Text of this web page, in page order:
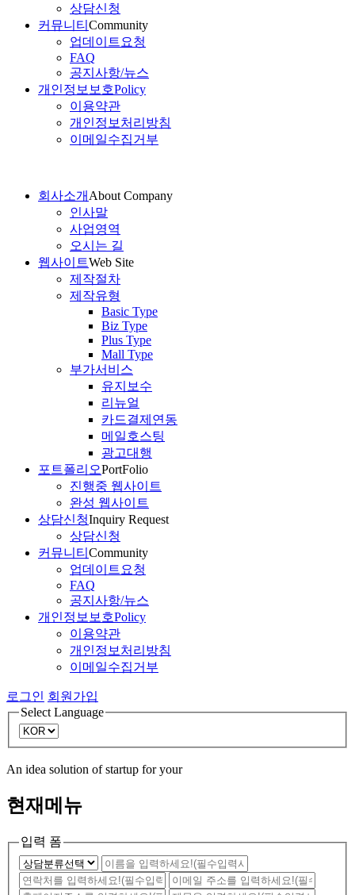
상담신청
커뮤니티 Community
업데이트요청
FAQ
공지사항/뉴스
개인정보보호Policy
이용약관
개인정보처리방침
이메일수집거부
회사소개 About Company
인사말
사업영역
오시는 길
웹사이트Web Site
제작절차
제작유형
Basic Type
Biz Type
Plus Type
Mall Type
부가서비스
유지보수
리뉴얼
카드결제연동
메일호스팅
광고대행
포트폴리오PortFolio
진행중 웹사이트
완성 웹사이트
상담신청Inquiry Request
상담신청
커뮤니티 Community
업데이트요청
FAQ
공지사항/뉴스
개인정보보호Policy
이용약관
개인정보처리방침
이메일수집거부
로그인 회원가입
Select Language
An idea solution of startup for your
현재메뉴
입력 폼